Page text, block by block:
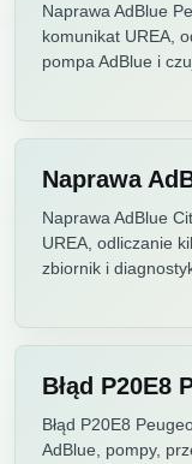
Naprawa AdBlue
komunikat UREA,
pompa AdBlue i
Naprawa
Naprawa AdBlue
UREA, odliczanie
zbiornik i
Błąd P20E8
Błąd P20E8
AdBlue, pompy,